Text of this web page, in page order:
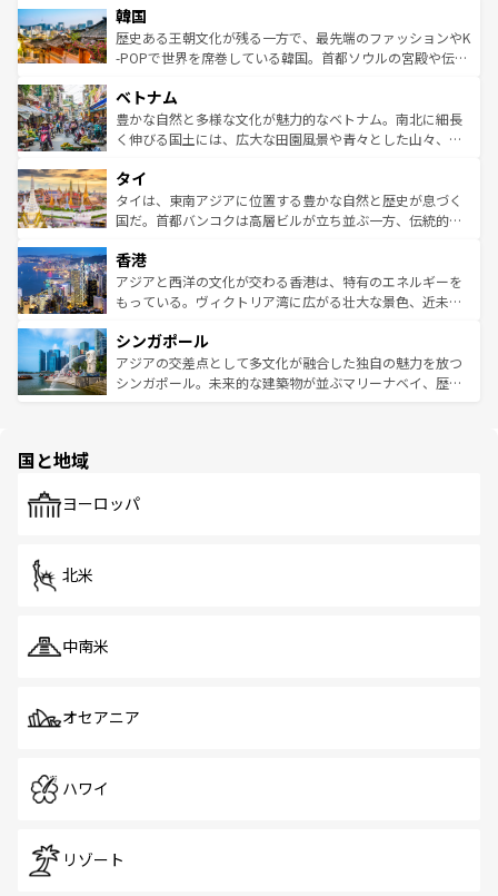
ワイを、存分に味わってほしい。 なお、新着のハワイ情報
はコンテンツ一覧を参照してほしい。
いる。アクティビティも充実しており、サーフィンやダイ
ビング、ハイキングなど、アウトドア好きにはたまらな
い。オーストラリアの多彩な魅力を存分に味わいつくそ
参照してほしい。
ン）、静ひつな山岳地帯である台湾東部など、都市の喧騒
と山間の静けさが共存しており、訪れる人に新しい発見と
驚きをもたらしてくれる。また、奥深い台湾の食文化も魅
容にもいいと評判のスイーツなど、バラエティ豊かな料理
が味わえる。 なお、新着の台湾情報は コンテンツ一覧を参
照してほしい。
韓国
歴史ある王朝文化が残る一方で、最先端のファッションやK
-POPで世界を席巻している韓国。首都ソウルの宮殿や伝統
き、地方に足を延ばせば四季折々の自然美を楽しむことが
できる。そして、キムチや焼肉、絶品のストリートフード
まで、さまざまな韓国料理が待っている。夜には、韓国な
リティに包まれながら、韓国の多彩な魅力を心ゆくまで味
わってみてほしい。 なお、新着の韓国情報はコンテンツ一
覧を参照してほしい。
ベトナム
豊かな自然と多様な文化が魅力的なベトナム。南北に細長
く伸びる国土には、広大な田園風景や青々とした山々、世
急速な発展と共に伝統が息づく。ハノイの古い町並みやホ
ーチミン市のフランス統治時代の建物も、独特の雰囲気を
醸し出している。また、バラエティの豊かさとおいしさで
とつ。フォーやバインミー、ベトナムコーヒーなどは、ぜ
ひ現地で味わいたい。どの地域を訪れてもあたたかい人々
が旅行者を迎えてくれるので、きっと忘れられない旅にな
参照してほしい。
タイ
タイは、東南アジアに位置する豊かな自然と歴史が息づく
国だ。首都バンコクは高層ビルが立ち並ぶ一方、伝統的な
の活気が交差している。北部ではチェンマイなどの山岳地
帯で自然と触れ合い、南部ではプーケットやクラビの美し
いビーチでリゾート気分を楽しむことができる。タイ料理
激する。気候は一年中温暖で、どの季節にも異なる楽しみ
が待っている。親しみやすいタイの人々、仏教を中心とし
た文化、そして多様な観光資源が、訪れる旅人を魅了し続
香港
アジアと西洋の文化が交わる香港は、特有のエネルギーを
もっている。ヴィクトリア湾に広がる壮大な景色、近未来
み、どこを訪れても感動するはず。観光スポットが密集し
ており、効率よく見どころを回れるのも魅力。息をのむよ
うな絶景から文化的な体験まで、香港を存分に楽しみ尽く
シンガポール
アジアの交差点として多文化が融合した独自の魅力を放つ
シンガポール。未来的な建築物が並ぶマリーナベイ、歴史
で、ホーカーズは地元の風情を楽しめる外せないスポット
国と地域
ヨーロッパ
北米
中南米
オセアニア
ハワイ
リゾート